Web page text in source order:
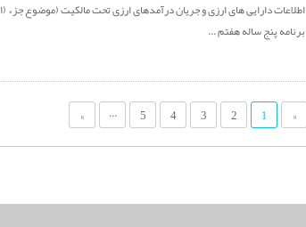
برنامه پنج ساله هفتم ...
«
1
2
3
4
5
...
»